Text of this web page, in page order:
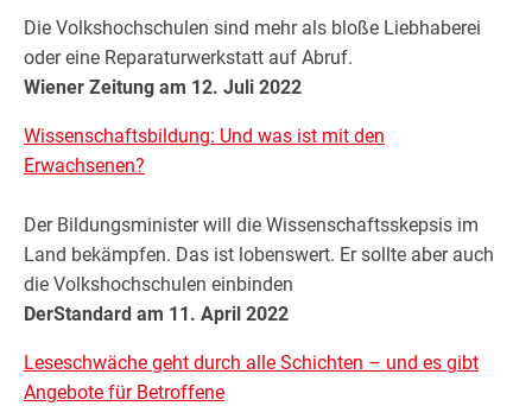
Die Volkshochschulen sind mehr als bloße Liebhaberei
oder eine Reparaturwerkstatt auf Abruf.
Wiener Zeitung am 12. Juli 2022
Wissenschaftsbildung: Und was ist mit den
Erwachsenen?
Der Bildungsminister will die Wissenschaftsskepsis im
Land bekämpfen. Das ist lobenswert. Er sollte aber auch
die Volkshochschulen einbinden
DerStandard am 11. April 2022
Leseschwäche geht durch alle Schichten – und es gibt
Angebote für Betroffene